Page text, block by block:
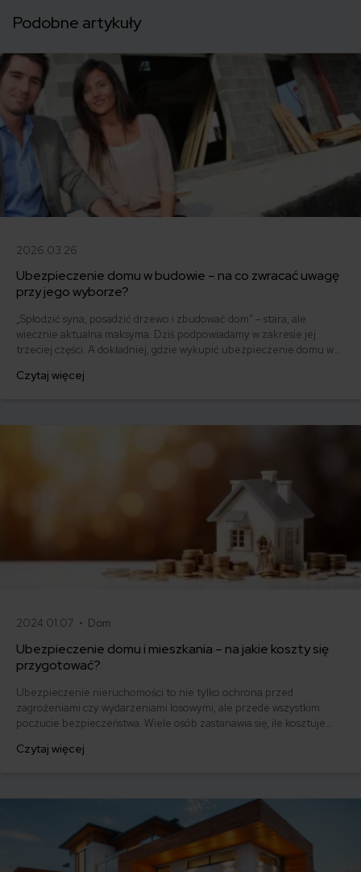
Podobne artykuły
2026.03.26
Ubezpieczenie domu w budowie – na co zwracać uwagę
przy jego wyborze?
„Spłodzić syna, posadzić drzewo i zbudować dom” – stara, ale
wiecznie aktualna maksyma. Dziś podpowiadamy w zakresie jej
trzeciej części. A dokładniej, gdzie wykupić ubezpieczenie domu w
ubezpieczycieli.
Czytaj więcej
2024.01.07 • Dom
Ubezpieczenie domu i mieszkania – na jakie koszty się
przygotować?
Ubezpieczenie nieruchomości to nie tylko ochrona przed
zagrożeniami czy wydarzeniami losowymi, ale przede wszystkim
poczucie bezpieczeństwa. Wiele osób zastanawia się, ile kosztuje
zagadnieniu i postaramy odpowiedzieć na pytanie „ile kosztuje
Czytaj więcej